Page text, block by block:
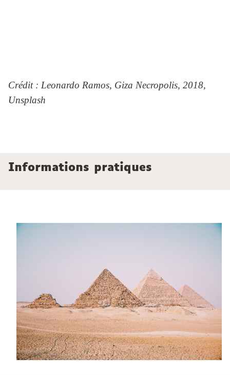
Crédit : Leonardo Ramos, Giza Necropolis, 2018,
Unsplash
Informations pratiques